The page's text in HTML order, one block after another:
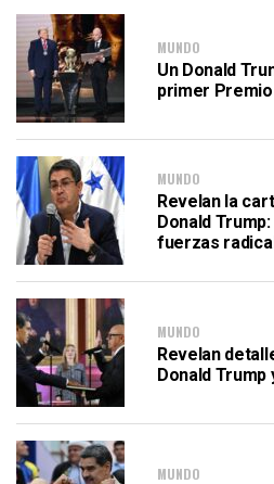
MUNDO
Un Donald
primer Premio
MUNDO
Revelan la
Donald
fuerzas
MUNDO
Revelan
Donald Trump
MUNDO